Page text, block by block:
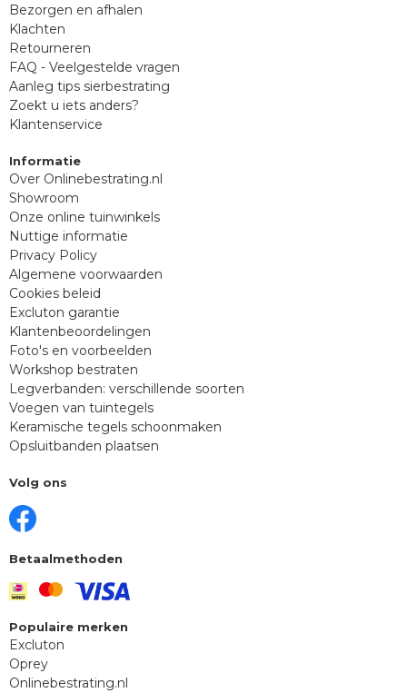
Bezorgen en afhalen
Klachten
Retourneren
FAQ - Veelgestelde vragen
Aanleg tips sierbestrating
Zoekt u iets anders?
Klantenservice
Informatie
Over Onlinebestrating.nl
Showroom
Onze online tuinwinkels
Nuttige informatie
Privacy Policy
Algemene voorwaarden
Cookies beleid
Excluton garantie
Klantenbeoordelingen
Foto's en voorbeelden
Workshop bestraten
Legverbanden: verschillende soorten
Voegen van tuintegels
Keramische tegels schoonmaken
Opsluitbanden plaatsen
Volg ons
Betaalmethoden
Populaire merken
Excluton
Oprey
Onlinebestrating.nl